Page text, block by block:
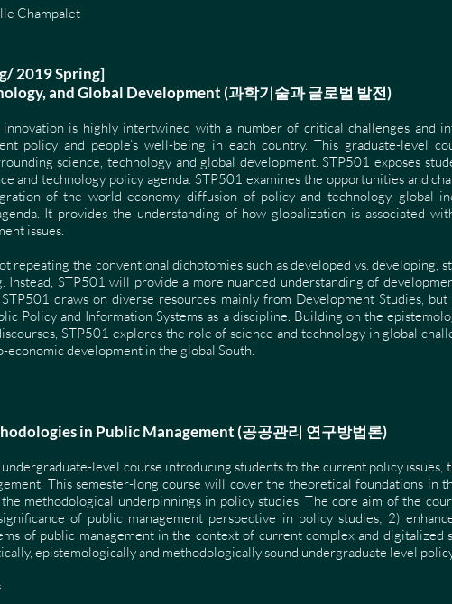
Champalet
2019 Spring]
and Global Development (과학기술과 글로벌 발전)
innovation is highly intertwined with a number of critical challenges and
policy and people’s well-being in each country. This graduate-level
science, technology and global development. STP501 exposes
and technology policy agenda. STP501 examines the opportunities and
of the world economy, diffusion of policy and technology, global
It provides the understanding of how globalization is associated
issues.
repeating the conventional dichotomies such as developed vs. developing,
Instead, STP501 will provide a more nuanced understanding of
draws on diverse resources mainly from Development Studies, but
Policy and Information Systems as a discipline. Building on the
STP501 explores the role of science and technology in global
development in the global South.
in Public Management (공공관리 연구방법론)
level course introducing students to the current policy issues,
This semester-long course will cover the theoretical foundations in
methodological underpinnings in policy studies. The core aim of the
of public management perspective in policy studies; 2)
of public management in the context of current complex and digitalized
epistemologically and methodologically sound undergraduate level